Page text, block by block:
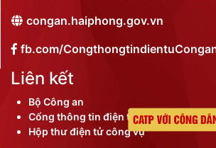
congan.haiphong.gov.vn
fb.com/
Liên kết
Bộ Công an
Cổng thông tin điện tử thành phố
Hộp thư điện tử công vụ